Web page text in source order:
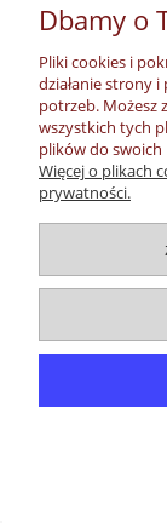
Dbamy o
Pliki cookies i
działanie strony
potrzeb. Możesz
wszystkich tych
plików do swoich
Więcej o plikach
prywatności.